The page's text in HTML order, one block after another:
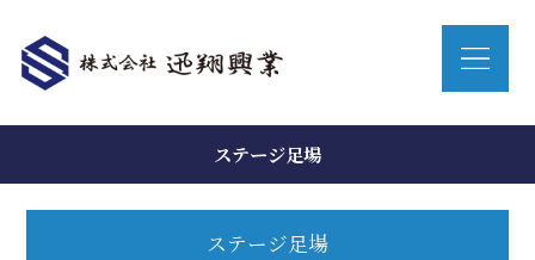
ステージ足場
ステージ足場